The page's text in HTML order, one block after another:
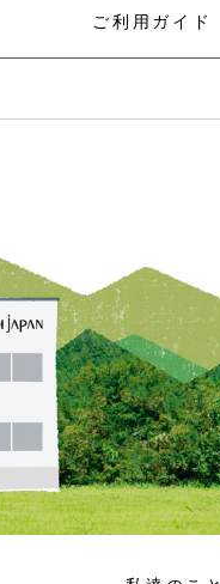
ご利用ガイド